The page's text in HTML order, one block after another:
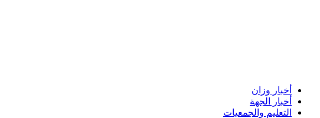
أخبار وزان
أخبار الجهة
التعليم والجمعيات